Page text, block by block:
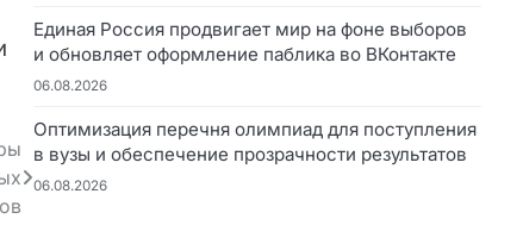
Единая Россия продвигает мир на фоне выборов
и обновляет оформление паблика во ВКонтакте
06.08.2026
Оптимизация перечня олимпиад для поступления
в вузы и обеспечение прозрачности результатов
06.08.2026